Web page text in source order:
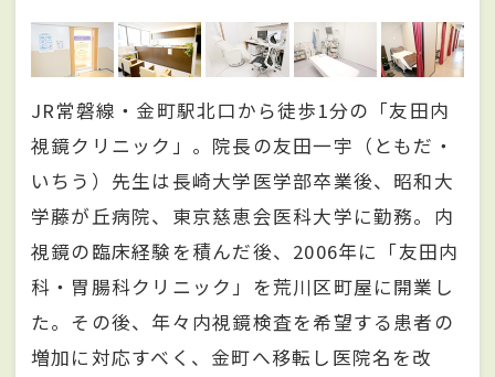
JR常磐線・金町駅北口から徒歩1分の「友田内
視鏡クリニック」。院長の友田一宇（ともだ・
いちう）先生は長崎大学医学部卒業後、昭和大
学藤が丘病院、東京慈恵会医科大学に勤務。内
視鏡の臨床経験を積んだ後、2006年に「友田内
科・胃腸科クリニック」を荒川区町屋に開業し
た。その後、年々内視鏡検査を希望する患者の
増加に対応すべく、金町へ移転し医院名を改